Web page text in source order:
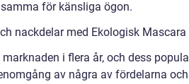
för känsliga ögon.
nackdelar med Ekologisk Mascara
i flera år, och dess
av några av fördelarna och